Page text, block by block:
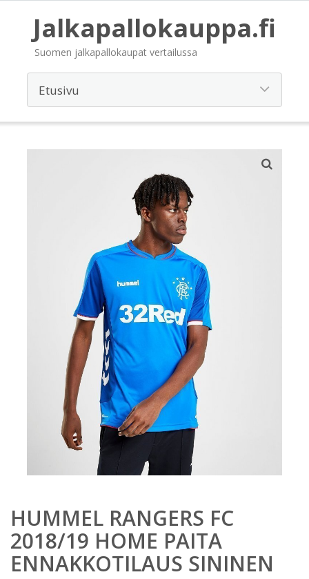
Jalkapallokauppa.fi
Suomen jalkapallokaupat vertailussa
HUMMEL RANGERS FC
2018/19 HOME PAITA
ENNAKKOTILAUS SININEN